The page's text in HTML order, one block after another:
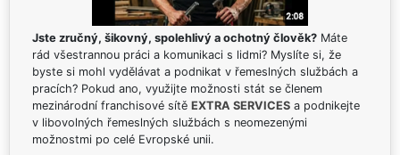
Jste zručný, šikovný, spolehlivý a ochotný člověk? Máte
rád všestrannou práci a komunikaci s lidmi? Myslíte si, že
byste si mohl vydělávat a podnikat v řemeslných službách a
pracích? Pokud ano, využijte možnosti stát se členem
mezinárodní franchisové sítě EXTRA SERVICES a podnikejte
v libovolných řemeslných službách s neomezenými
možnostmi po celé Evropské unii.